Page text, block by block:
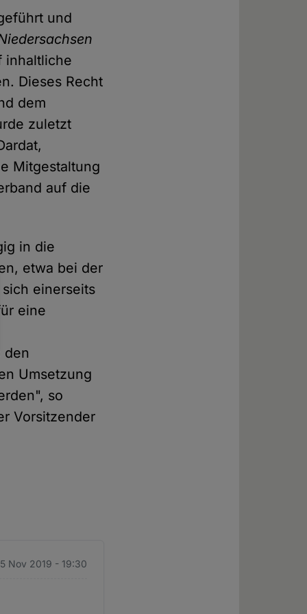
und
inhaltliche
Dieses Recht
dem
zuletzt
Mitgestaltung
auf die
in die
etwa bei der
einerseits
eine
den
Umsetzung
so
Vorsitzender
Nov 2019 - 19:30